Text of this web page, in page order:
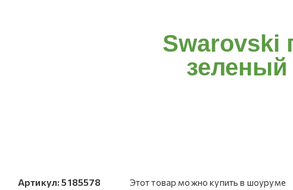
Swarovski
зеленый
Артикул: 5185578 Этот товар можно купить в шоуруме